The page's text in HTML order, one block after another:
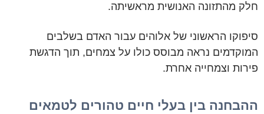
חלק מהתזונה האנושית מראשיתה.
סיפוקו הראשוני של אלוהים עבור האדם בשלבים
המוקדמים נראה מבוסס כולו על צמחים, תוך הדגשת
פירות וצמחייה אחרת.
ההבחנה בין בעלי חיים טהורים לטמאים